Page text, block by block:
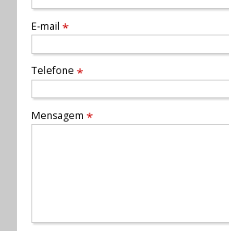
E-mail *
Telefone *
Mensagem *